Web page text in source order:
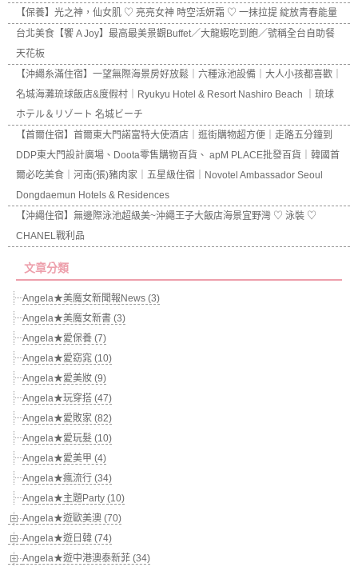
【保養】光之神，仙女肌 ♡ 亮亮女神 時空活妍霜 ♡ 一抹拉提 綻放青春能量
台北美食【饗 A Joy】最高最美景觀Buffet／大龍蝦吃到飽／號稱全台自助餐
天花板
【沖繩糸滿住宿】一望無際海景房好放鬆｜六種泳池設備｜大人小孩都喜歡｜
名城海灘琉球飯店&度假村｜Ryukyu Hotel & Resort Nashiro Beach ｜琉球
ホテル＆リゾート 名城ビーチ
【首爾住宿】首爾東大門諾富特大使酒店｜逛街購物超方便｜走路五分鐘到
DDP東大門設計廣場、Doota零售購物百貨、 apM PLACE批發百貨｜韓國首
爾必吃美食｜河南(張)豬肉家｜五星級住宿｜Novotel Ambassador Seoul
Dongdaemun Hotels & Residences
【沖繩住宿】無邊際泳池超級美~沖繩王子大飯店海景宜野灣 ♡ 泳裝 ♡
CHANEL戰利品
文章分類
Angela★美魔女新聞報News (3)
Angela★美魔女新書 (3)
Angela★愛保養 (7)
Angela★愛窈窕 (10)
Angela★愛美妝 (9)
Angela★玩穿搭 (47)
Angela★愛敗家 (82)
Angela★愛玩髮 (10)
Angela★愛美甲 (4)
Angela★瘋流行 (34)
Angela★主題Party (10)
Angela★遊歐美澳 (70)
Angela★遊日韓 (74)
Angela★遊中港澳泰新菲 (34)